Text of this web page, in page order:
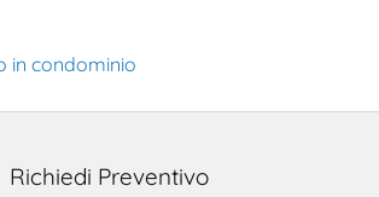
in condominio
Richiedi Preventivo